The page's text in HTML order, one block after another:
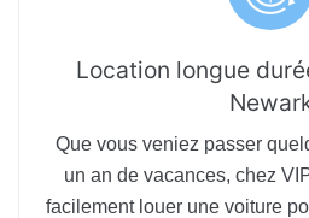
Location longue
Que vous veniez passer
un an de vacances, chez
facilement louer une voiture